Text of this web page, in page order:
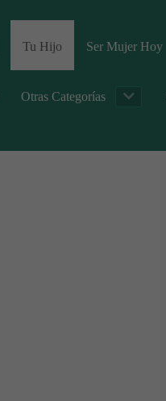
Tu Hijo Ser Mujer Hoy
Otras Categorías